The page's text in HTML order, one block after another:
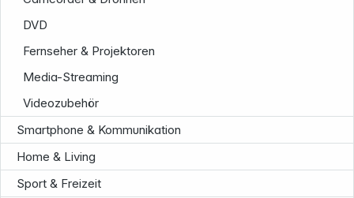
DVD
Fernseher & Projektoren
Media-Streaming
Videozubehör
Smartphone & Kommunikation
Home & Living
Sport & Freizeit